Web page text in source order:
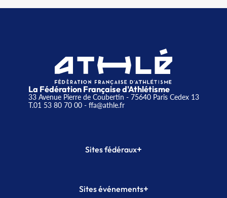
La Fédération Française d'Athlétisme
33 Avenue Pierre de Coubertin - 75640 Paris Cedex 13
T.01 53 80 70 00- ffa@athle.fr
Sites fédéraux+
Plateforme Formation
Sites événements+